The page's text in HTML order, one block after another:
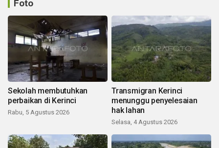
Foto
Sekolah membutuhkan
perbaikan di Kerinci
Rabu, 5 Agustus 2026
Transmigran Kerinci
menunggu penyelesaian
hak lahan
Selasa, 4 Agustus 2026